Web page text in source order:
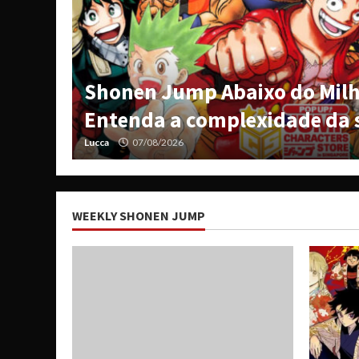
Shonen Jump Abaixo do
Entenda a complexidade da
Lucca 07/08/2026
WEEKLY SHONEN JUMP